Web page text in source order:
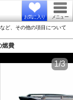
お気に入り メニュー
ど、その他の項目について
燃費
1/3